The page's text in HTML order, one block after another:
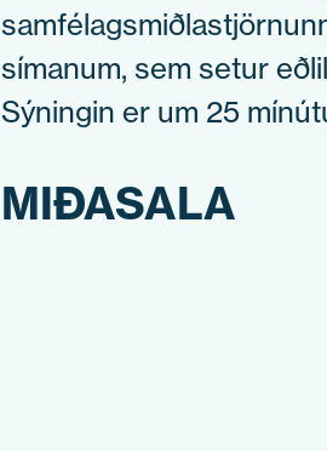
símanum, sem setur
Sýningin er um 25
MIÐASALA